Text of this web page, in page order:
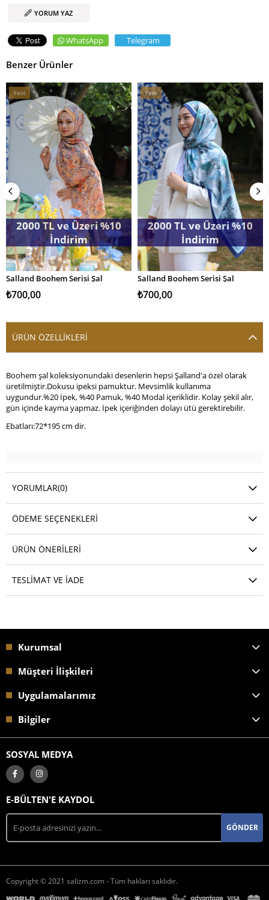
YORUM YAZ
WhatsApp Telegram
Benzer Ürünler
SEPETE EKLE
Yeni
Ürün
Salland Boohem Serisi Şal
2000 TL ve Üzeri %10
İndirim
₺700,00
SEPETE EKLE
Yeni
Ürün
Salland Boohem Serisi Şal
2000 TL ve Üzeri %10
İndirim
₺700,00
ÜRÜN ÖZELLIKLERI
Boohem şal koleksiyonundaki desenlerin hepsi Şalland'a özel olarak
üretilmiştir.Dokusu ipeksi pamuktur. Mevsimlik kullanıma
uygundur.%20 İpek, %40 Pamuk, %40 Modal içeriklidir. Kolay şekil alır,
gün içinde kayma yapmaz. İpek içeriğinden dolayı ütü gerektirebilir.
Ebatları:72*195 cm dir.
YORUMLAR(0)
ÖDEME SEÇENEKLERI
ÜRÜN ÖNERILERI
TESLIMAT VE İADE
Kurumsal
Müşteri İlişkileri
Uygulamalarımız
Bilgiler
SOSYAL MEDYA
E-BÜLTEN'E KAYDOL
GÖNDER
Copyright © 2021 salizm.com - Tüm hakları saklıdır.